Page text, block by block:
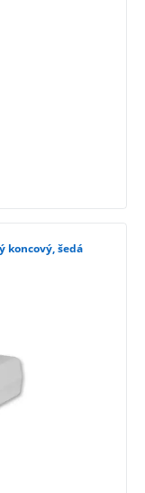
koncový, šedá